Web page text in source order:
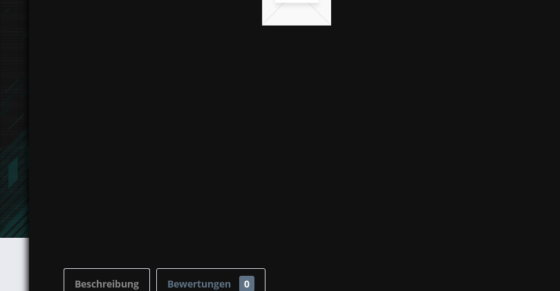
Beschreibung Bewertungen 0